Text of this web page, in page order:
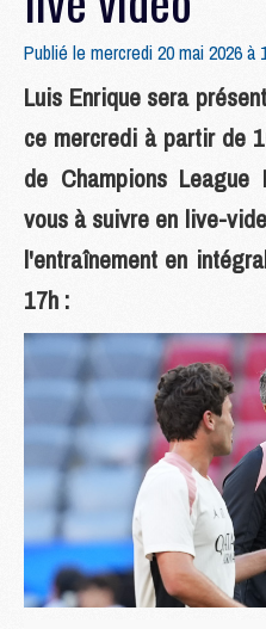
Publié le mercredi 20 mai 2026 à
Luis Enrique sera
ce mercredi à partir de
de Champions League
vous à suivre en live-
l'entraînement en
17h :